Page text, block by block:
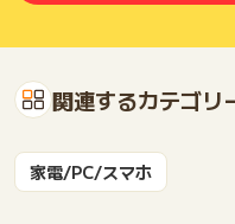
関連するカテゴリ
家電/PC/スマホ